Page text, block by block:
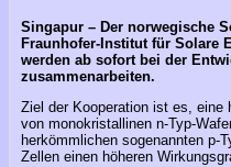
Singapur – Der norwegische
Fraunhofer-Institut für Solare
werden ab sofort bei der
zusammenarbeiten.
Ziel der Kooperation ist es,
von monokristallinen n-Typ-
herkömmlichen sogenannten p-
Zellen einen höheren